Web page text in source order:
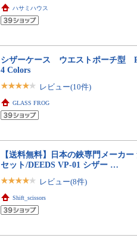
ハサミハウス
シザーケース ウエストポーチ
4 Colors
レビュー(10件)
GLASS FROG
【送料無料】日本の鋏専門メーカ
セット/DEEDS VP-01 シザー …
レビュー(8件)
Shift_scissors